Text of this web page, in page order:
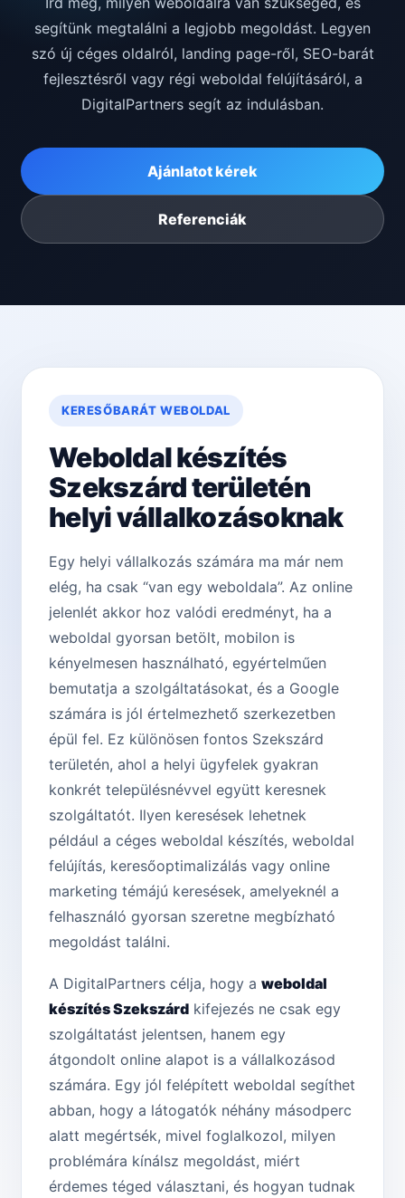
segítünk megtalálni a legjobb megoldást. Legyen
szó új céges oldalról, landing page-ről, SEO-barát
fejlesztésről vagy régi weboldal felújításáról, a
DigitalPartners segít az indulásban.
Ajánlatot kérek
Referenciák
KERESŐBARÁT WEBOLDAL
Weboldal készítés
Szekszárd területén
helyi vállalkozásoknak
Egy helyi vállalkozás számára ma már nem
elég, ha csak “van egy weboldala”. Az online
jelenlét akkor hoz valódi eredményt, ha a
weboldal gyorsan betölt, mobilon is
kényelmesen használható, egyértelműen
bemutatja a szolgáltatásokat, és a Google
számára is jól értelmezhető szerkezetben
épül fel. Ez különösen fontos Szekszárd
területén, ahol a helyi ügyfelek gyakran
konkrét településnévvel együtt keresnek
szolgáltatót. Ilyen keresések lehetnek
például a céges weboldal készítés, weboldal
felújítás, keresőoptimalizálás vagy online
marketing témájú keresések, amelyeknél a
felhasználó gyorsan szeretne megbízható
megoldást találni.
A DigitalPartners célja, hogy a weboldal
készítés Szekszárd kifejezés ne csak egy
szolgáltatást jelentsen, hanem egy
átgondolt online alapot is a vállalkozásod
számára. Egy jól felépített weboldal segíthet
abban, hogy a látogatók néhány másodperc
alatt megértsék, mivel foglalkozol, milyen
problémára kínálsz megoldást, miért
érdemes téged választani, és hogyan tudnak